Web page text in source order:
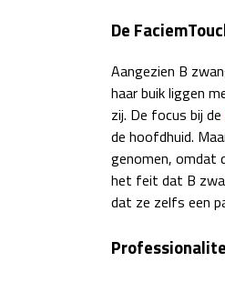
De
Aangezien B
haar buik liggen
zij. De focus bij de
de hoofdhuid.
genomen, omdat
het feit dat B
dat ze zelfs een